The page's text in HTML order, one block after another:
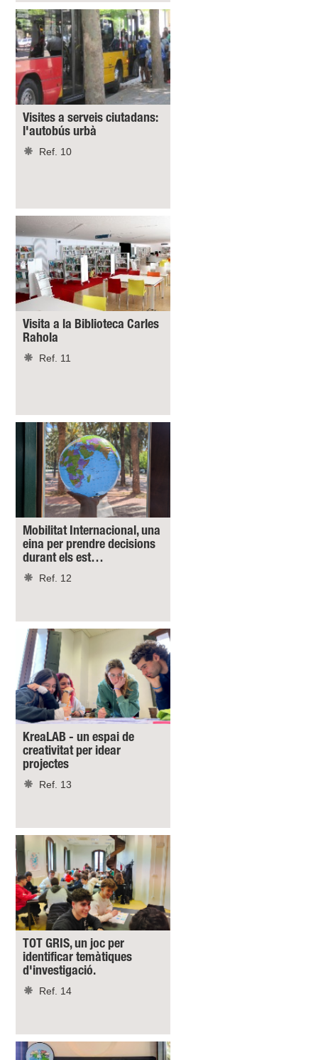
Visites a serveis ciutadans:
l'autobús urbà
Ref. 10
Visita a la Biblioteca Carles
Rahola
Ref. 11
Mobilitat Internacional, una
eina per prendre decisions
durant els est…
Ref. 12
KreaLAB - un espai de
creativitat per idear
projectes
Ref. 13
TOT GRIS, un joc per
identificar temàtiques
d'investigació.
Ref. 14